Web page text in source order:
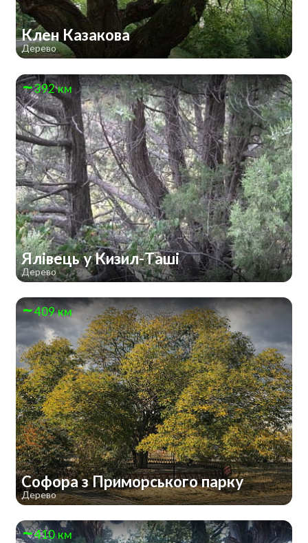
Клен Казакова
Дерево
392 км
Ялівець у Кизил-Таші
Дерево
409 км
Софора з Приморського парку
Дерево
410 км